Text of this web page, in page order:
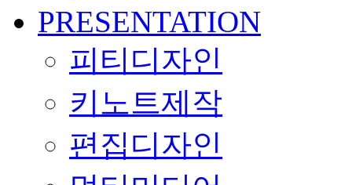
PRESENTATION
피티디자인
키노트제작
편집디자인